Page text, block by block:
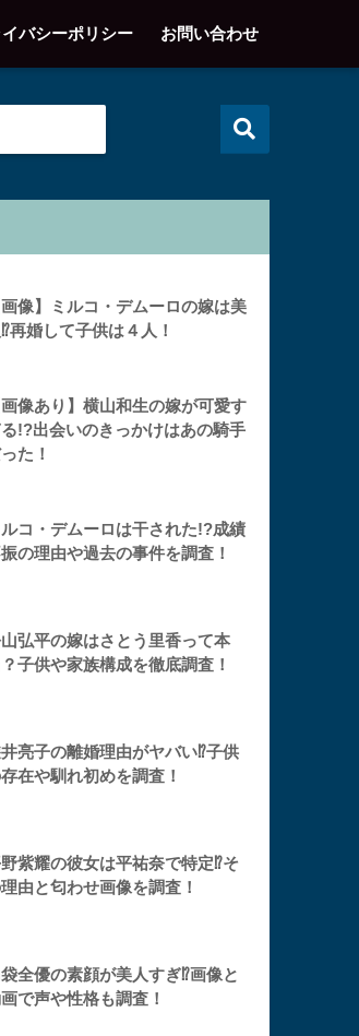
バシーポリシー お問い合わせ
画像】ミルコ・デムーロの嫁は美
⁉︎再婚して子供は４人！
画像あり】横山和生の嫁が可愛す
る!?出会いのきっかけはあの騎手
た！
ルコ・デムーロは干された!?成績
の理由や過去の事件を調査！
弘平の嫁はさとう里香って本
子供や家族構成を徹底調査！
亮子の離婚理由がヤバい⁉︎子供
在や馴れ初めを調査！
紫耀の彼女は平祐奈で特定⁉︎そ
由と匂わせ画像を調査！
全優の素顔が美人すぎ⁉︎画像と
で声や性格も調査！